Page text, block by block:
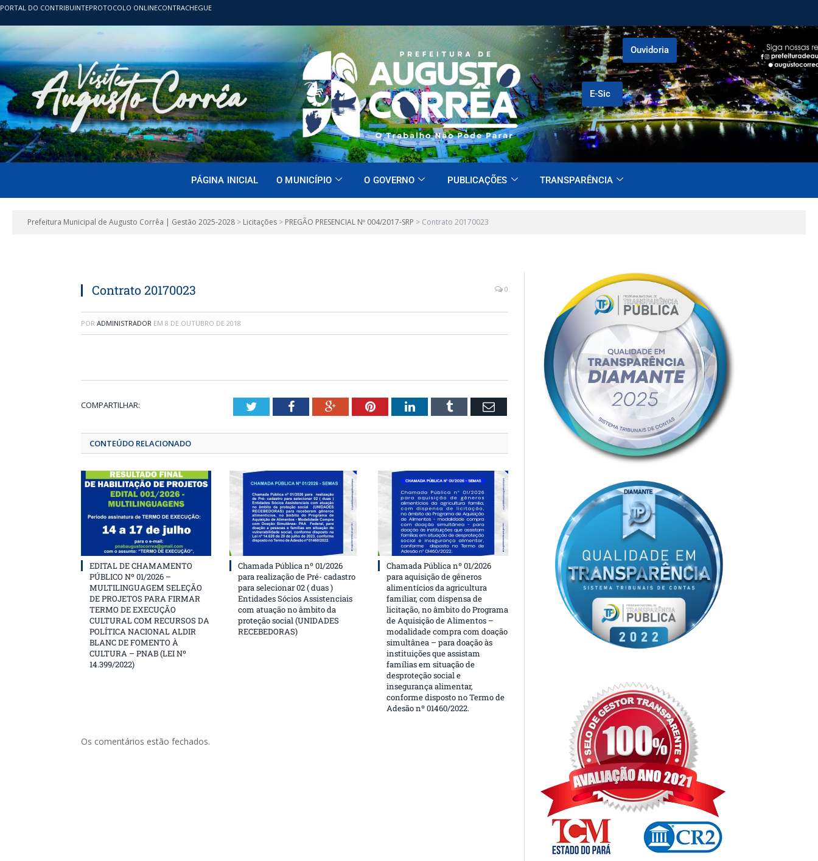
PORTAL DO CONTRIBUINTEPROTOCOLO ONLINECONTRACHEGUE
E-Sic
Ouvidoria
PÁGINA INICIAL O MUNICÍPIO O GOVERNO PUBLICAÇÕES TRANSPARÊNCIA
Prefeitura Municipal de Augusto Corrêa | Gestão 2025-2028 > Licitações > PREGÃO PRESENCIAL Nº 004/2017-SRP > Contrato 20170023
Contrato 20170023 0
POR ADMINISTRADOR EM 8 DE OUTUBRO DE 2018
COMPARTILHAR: TwitterFacebookGoogle+Pinterest
LinkedInTumblrEmail
CONTEÚDO RELACIONADO
EDITAL DE CHAMAMENTO
PÚBLICO Nº 01/2026 –
MULTILINGUAGEM SELEÇÃO
DE PROJETOS PARA FIRMAR
TERMO DE EXECUÇÃO
CULTURAL COM RECURSOS DA
POLÍTICA NACIONAL ALDIR
BLANC DE FOMENTO À
CULTURA – PNAB (LEI Nº
14.399/2022)
Chamada Pública nº 01/2026
para realização de Pré- cadastro
para selecionar 02 ( duas )
Entidades Sócios Assistenciais
com atuação no âmbito da
proteção social (UNIDADES
RECEBEDORAS)
Chamada Pública nº 01/2026
para aquisição de gêneros
alimentícios da agricultura
familiar, com dispensa de
licitação, no âmbito do Programa
de Aquisição de Alimentos –
modalidade compra com doação
simultânea – para doação às
instituições que assistam
famílias em situação de
desproteção social e
insegurança alimentar,
conforme disposto no Termo de
Adesão nº 01460/2022.
Os comentários estão fechados.